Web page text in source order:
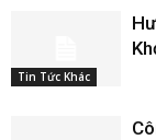
Tin Tức Khác